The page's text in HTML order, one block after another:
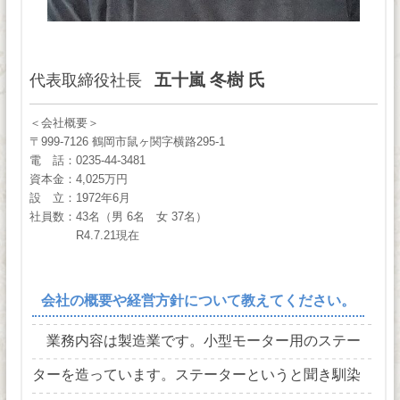
代表取締役社長 五十嵐 冬樹 氏
＜会社概要＞
〒999-7126 鶴岡市鼠ヶ関字横路295-1
電 話：0235-44-3481
資本金：4,025万円
設 立：1972年6月
社員数：43名（男 6名 女 37名）
R4.7.21現在
会社の概要や経営方針について教えてください。
業務内容は製造業です。小型モーター用のステー
ターを造っています。ステーターというと聞き馴染